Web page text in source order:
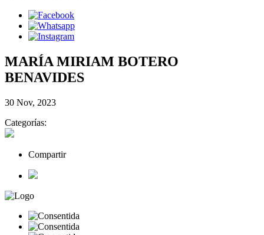
MARÍA MIRIAM BOTERO
BENAVIDES
30 Nov, 2023
Categorías:
Compartir